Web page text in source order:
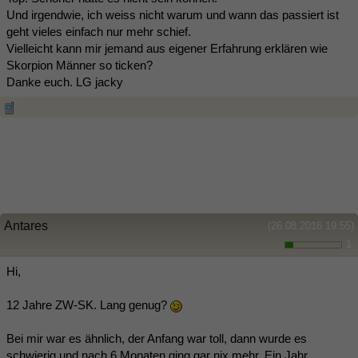
Und irgendwie, ich weiss nicht warum und wann das passiert ist
geht vieles einfach nur mehr schief.
Vielleicht kann mir jemand aus eigener Erfahrung erklären wie
Skorpion Männer so ticken?
Danke euch. LG jacky
(26.08.2016 19:55)
Antares
Hi,
12 Jahre ZW-SK. Lang genug?
Bei mir war es ähnlich, der Anfang war toll, dann wurde es
schwierig und nach 6 Monaten ging gar nix mehr. Ein Jahr